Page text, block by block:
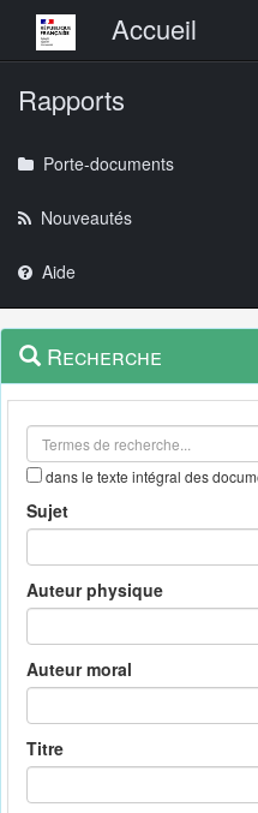
Menu principalAccueil
Rapports
Porte-documents
Nouveautés
Aide
Navigation
outils
Menu
contextuel
Recherche
dans le texte intégral des
Sujet
Auteur physique
Auteur moral
Titre